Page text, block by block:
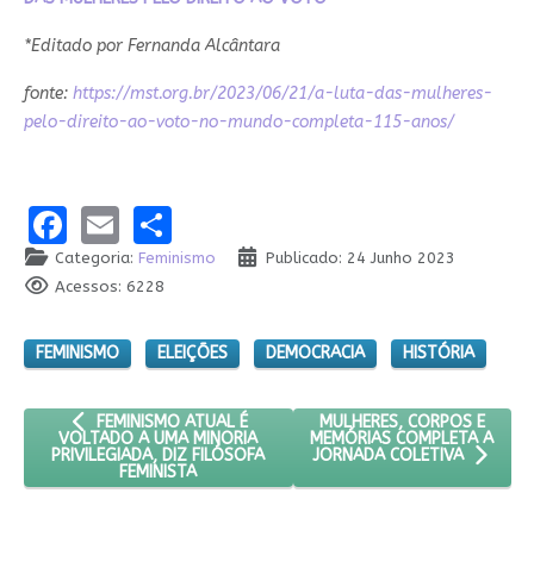
*Editado por Fernanda Alcântara
fonte: https://mst.org.br/2023/06/21/a-luta-das-mulheres-
pelo-direito-ao-voto-no-mundo-completa-115-anos/
Facebook
EmailShare
Categoria: Feminismo
Publicado: 24 Junho 2023
Acessos: 6228
FEMINISMO ELEIÇÕES DEMOCRACIA HISTÓRIA
ARTIGO ANTERIOR: FEMINISMO ATUAL É VOLTADO A UMA
FEMINISMO ATUAL É
VOLTADO A UMA MINORIA
PRIVILEGIADA, DIZ FILÓSOFA
FEMINISTA
PRÓXIMO ARTIGO:
MULHERES, CORPOS E
MEMÓRIAS COMPLETA A
JORNADA COLETIVA